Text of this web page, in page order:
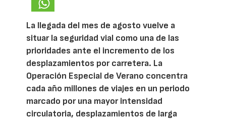
La llegada del mes de agosto vuelve a
situar la seguridad vial como una de las
prioridades ante el incremento de los
desplazamientos por carretera. La
Operación Especial de Verano concentra
cada año millones de viajes en un periodo
marcado por una mayor intensidad
circulatoria, desplazamientos de larga